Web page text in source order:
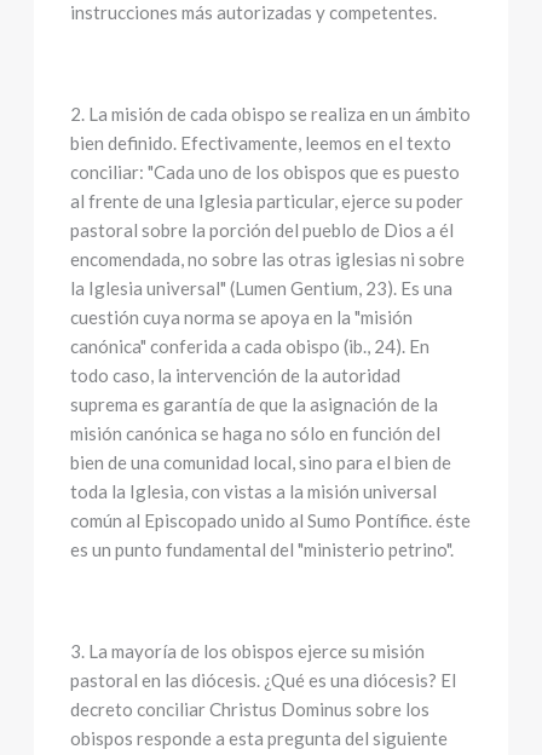
instrucciones más autorizadas y competentes.
2. La misión de cada obispo se realiza en un ámbito
bien definido. Efectivamente, leemos en el texto
conciliar: "Cada uno de los obispos que es puesto
al frente de una Iglesia particular, ejerce su poder
pastoral sobre la porción del pueblo de Dios a él
encomendada, no sobre las otras iglesias ni sobre
la Iglesia universal" (Lumen Gentium, 23). Es una
cuestión cuya norma se apoya en la "misión
canónica" conferida a cada obispo (ib., 24). En
todo caso, la intervención de la autoridad
suprema es garantía de que la asignación de la
misión canónica se haga no sólo en función del
bien de una comunidad local, sino para el bien de
toda la Iglesia, con vistas a la misión universal
común al Episcopado unido al Sumo Pontífice. éste
es un punto fundamental del "ministerio petrino".
3. La mayoría de los obispos ejerce su misión
pastoral en las diócesis. ¿Qué es una diócesis? El
decreto conciliar Christus Dominus sobre los
obispos responde a esta pregunta del siguiente